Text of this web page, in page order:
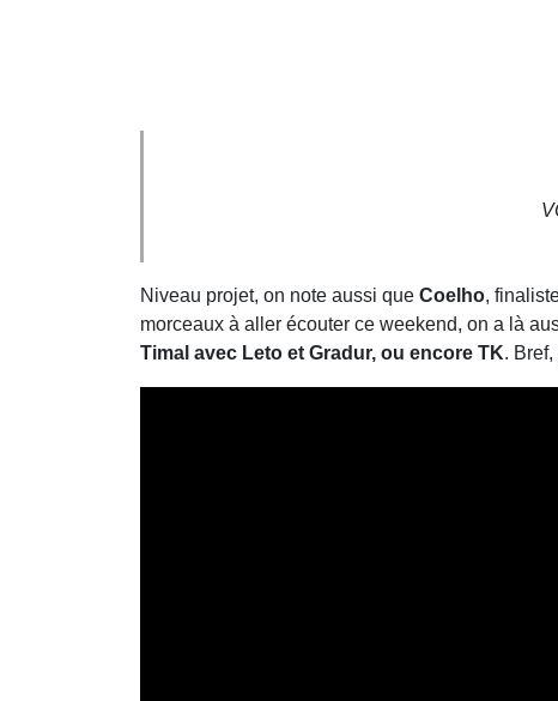
Niveau projet, on note aussi que Coelho,
morceaux à aller écouter ce weekend, on a là
Timal avec Leto et Gradur, ou encore TK.